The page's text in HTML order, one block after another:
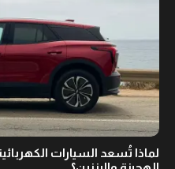
لماذا تُسعد السيارات